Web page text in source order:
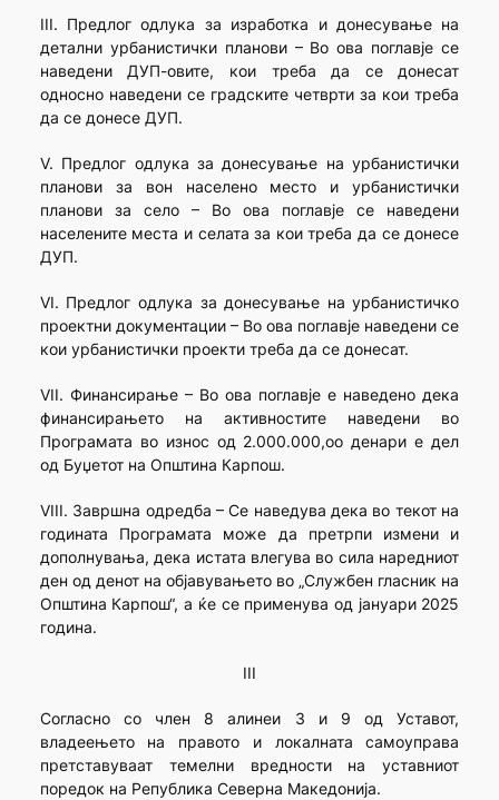
III. Предлог одлука за изработка и донесување на
детални урбанистички планови – Во ова поглавје се
наведени ДУП-овите, кои треба да се донесат
односно наведени се градските четврти за кои треба
да се донесе ДУП.
V. Предлог одлука за донесување на урбанистички
планови за вон населено место и урбанистички
планови за село – Во ова поглавје се наведени
населените места и селата за кои треба да се донесе
ДУП.
VI. Предлог одлука за донесување на урбанистичко
проектни документации – Во ова поглавје наведени се
кои урбанистички проекти треба да се донесат.
VII. Финансирање – Во ова поглавје е наведено дека
финансирањето на активностите наведени во
Програмата во износ од 2.000.000,оо денари е дел
од Буџетот на Општина Карпош.
VIII. Завршна одредба – Се наведува дека во текот на
годината Програмата може да претрпи измени и
дополнувања, дека истата влегува во сила наредниот
ден од денот на објавувањето во „Службен гласник на
Општина Карпош“, а ќе се применува од јануари 2025
година.
III
Согласно со член 8 алинеи 3 и 9 од Уставот,
владеењето на правото и локалната самоуправа
претставуваат темелни вредности на уставниот
поредок на Република Северна Македонија.